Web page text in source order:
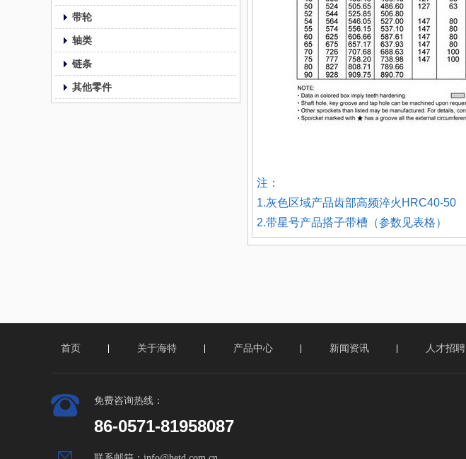
带轮
轴类
链条
其他零件
注：
1.灰色区域产品齿部高频淬火HRC40-50
2.带星号产品搭子带槽（参数见表格）
首页 关于海特 产品中心 新闻资讯 人才招聘
免费咨询热线：
86-0571-81958087